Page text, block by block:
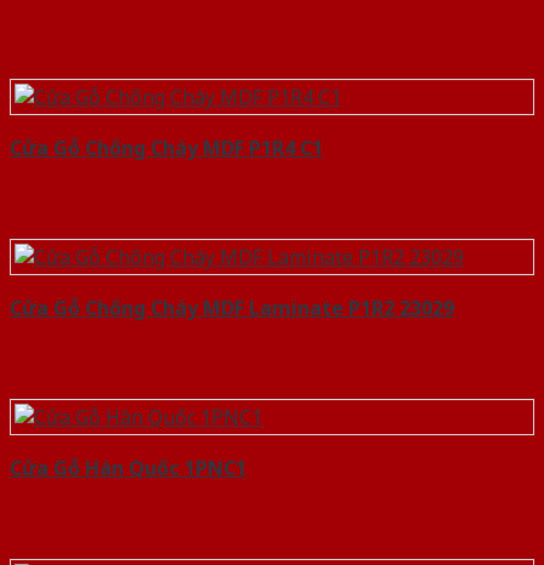
Cửa Gỗ Chống Cháy MDF P1R4 C1
Cửa Gỗ Chống Cháy MDF Laminate P1R2 23029
Cửa Gỗ Hàn Quốc 1PNC1